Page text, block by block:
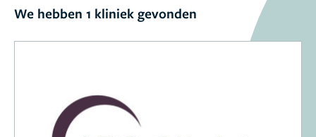
We hebben 1 kliniek gevonden